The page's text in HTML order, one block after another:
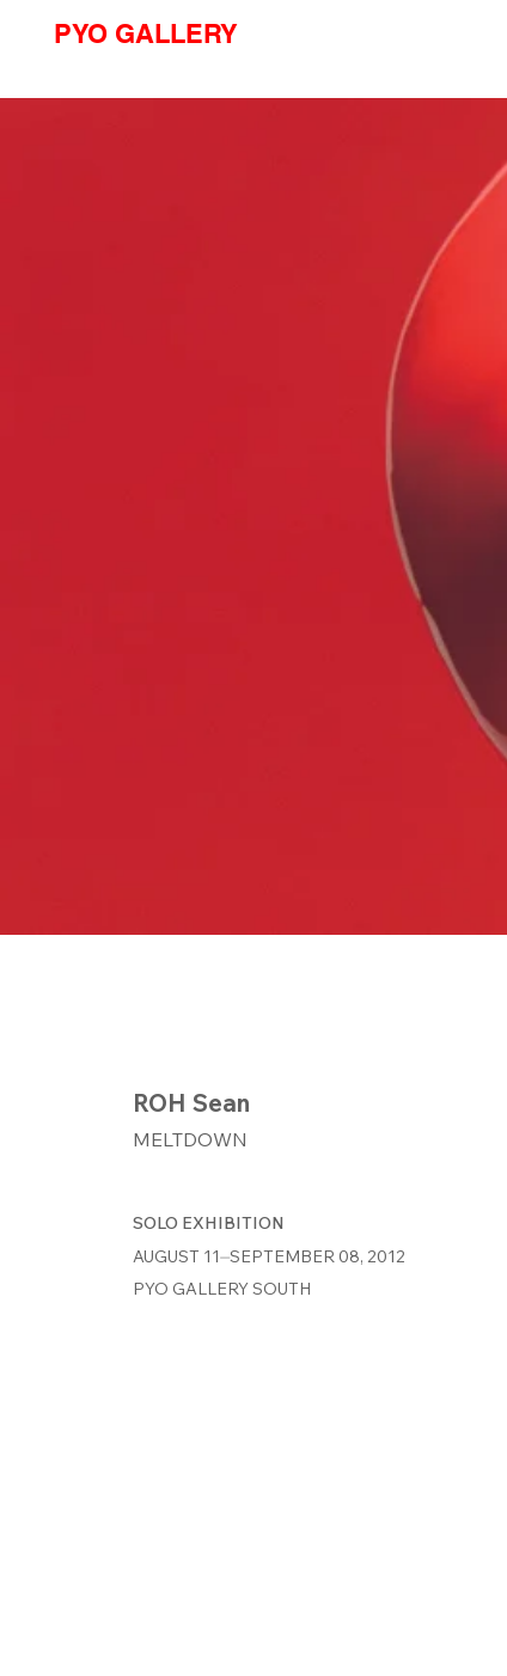
PYO GALLERY
ROH Sean
MELTDOWN
SOLO EXHIBITION
AUGUST 11⏤SEPTEMBER 08, 2012
PYO GALLERY SOUTH